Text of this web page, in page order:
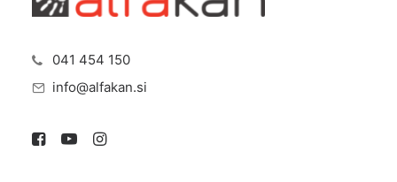
041 454 150
info@alfakan.si